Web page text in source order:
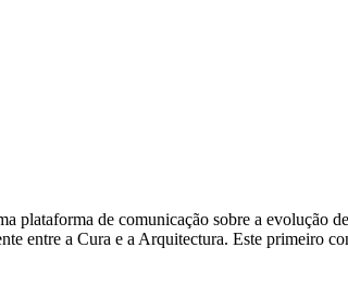
plataforma de comunicação sobre a evolução
entre a Cura e a Arquitectura. Este primeiro